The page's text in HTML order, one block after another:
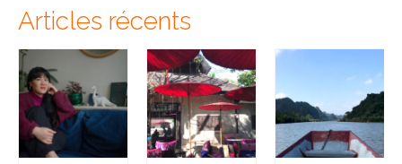
Articles récents